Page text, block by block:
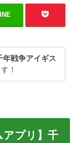
年戦争アイギス
！
アプリ】千